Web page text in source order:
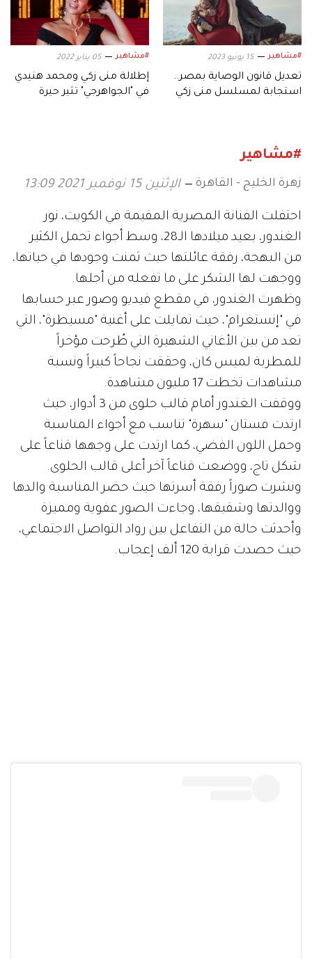
#مشاهير 15 يونيو 2023
تعديل قانون الوصاية بمصر..
استجابة لمسلسل منى زكي
#مشاهير 05 يناير 2022
إطلالة منى زكي ومحمد هنيدي
في "الجواهرجي" تثير حيرة
#مشاهير
زهرة الخليج - القاهرة الإثنين 15 نوفمبر 2021 13:09
احتفلت الفنانة المصرية المقيمة في الكويت، نور
الغندور، بعيد ميلادها الـ28، وسط أجواء تحمل الكثير
من البهجة، رفقة عائلتها حيث ثمنت وجودها في حياتها،
ووجهت لها الشكر على ما تفعله من أجلها.
وظهرت الغندور، في مقطع فيديو وصور عبر حسابها
في "إنستغرام"، حيث تمايلت على أغنية "مسيطرة"، التي
تعد من بين الأغاني الشهيرة التي طُرحت مؤخراً
للمطربة لميس كان، وحققت نجاحاً كبيراً ونسبة
مشاهدات تخطت 17 مليون مشاهدة.
ووقفت الغندور أمام قالب حلوى من 3 أدوار، حيث
ارتدت فستان "سهرة" تناسب مع أجواء المناسبة
وحمل اللون الفضي، كما ارتدت على وجهها قناعاً على
شكل تاج، ووضعت قناعاً آخر أعلى قالب الحلوى.
ونشرت صوراً رفقة أسرتها حيث حضر المناسبة والدها
ووالدتها وشقيقها، وجاءت الصور عفوية ومميزة
وأحدثت حالة من التفاعل بين رواد التواصل الاجتماعي،
حيث حصدت قرابة 120 ألف إعجاب.